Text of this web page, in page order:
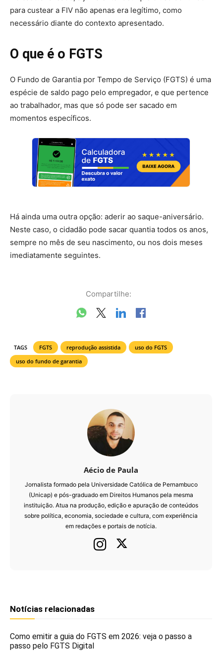
para custear a FIV não apenas era legítimo, como
necessário diante do contexto apresentado.
O que é o FGTS
O Fundo de Garantia por Tempo de Serviço (FGTS) é uma
espécie de saldo pago pelo empregador, e que pertence
ao trabalhador, mas que só pode ser sacado em
momentos específicos.
Há ainda uma outra opção: aderir ao saque-aniversário.
Neste caso, o cidadão pode sacar quantia todos os anos,
sempre no mês de seu nascimento, ou nos dois meses
imediatamente seguintes.
Compartilhe:
TAGS FGTS reprodução assistida
uso do FGTS
uso do fundo de garantia
Aécio de Paula
Jornalista formado pela Universidade Católica de Pernambuco
(Unicap) e pós-graduado em Direitos Humanos pela mesma
instituição. Atua na produção, edição e apuração de conteúdos
sobre política, economia, sociedade e cultura, com experiência
em redações e portais de notícia.
Notícias relacionadas
Como emitir a guia do FGTS em 2026: veja o passo a
passo pelo FGTS Digital